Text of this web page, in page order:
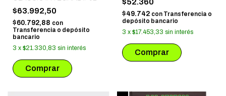
$63.992,50
$60.792,88 con
Transferencia o depósito
bancario
3 x $21.330,83 sin interés
$52.360
$49.742 con Transferencia o
depósito bancario
3 x $17.453,33 sin interés